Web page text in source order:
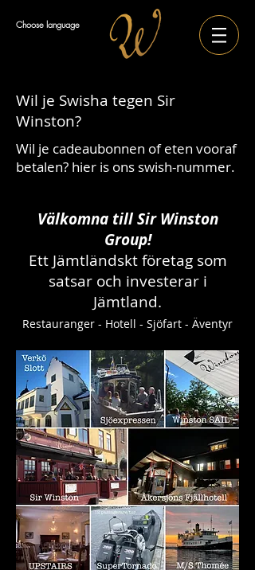
Choose language
Wil je Swisha tegen Sir
Winston?
Wil je cadeaubonnen of eten vooraf
betalen? hier is ons swish-nummer.
Välkomna till Sir Winston
Group!
Ett Jämtländskt företag som
satsar och investerar i
Jämtland.
Restauranger - Hotell - Sjöfart - Äventyr